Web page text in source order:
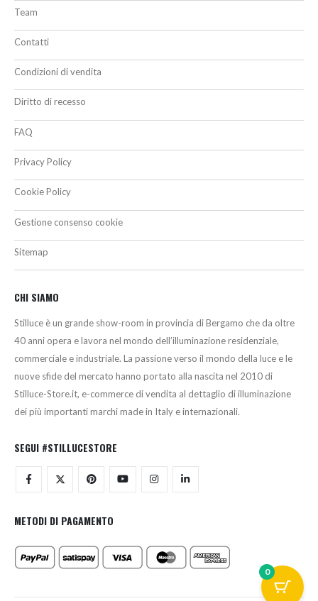
Team
Contatti
Condizioni di vendita
Diritto di recesso
FAQ
Privacy Policy
Cookie Policy
Gestione consenso cookie
Sitemap
CHI SIAMO
Stilluce è un grande show-room in provincia di Bergamo che da oltre
40 anni opera e lavora nel mondo dell’illuminazione residenziale,
commerciale e industriale. La passione verso il mondo della luce e le
nuove sfide del mercato hanno portato alla nascita nel 2010 di
Stilluce-Store.it, e-commerce di vendita al dettaglio di illuminazione
dei più importanti marchi made in Italy e internazionali.
SEGUI #STILLUCESTORE
METODI DI PAGAMENTO
0